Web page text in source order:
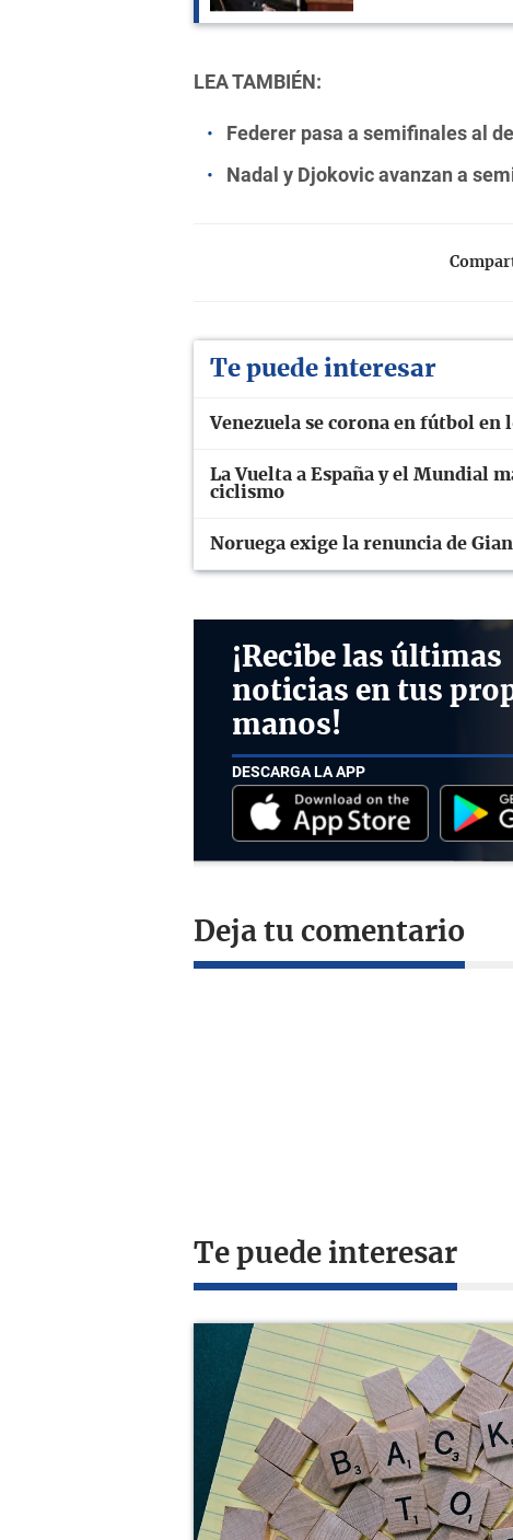
LEA TAMBIÉN:
Federer pasa a semifinales al
Nadal y Djokovic avanzan a
Te puede interesar
Venezuela se corona en fútbol en
La Vuelta a España y el Mundial
ciclismo
Noruega exige la renuncia de
¡Recibe las últimas
noticias en tus
manos!
DESCARGA LA APP
Deja tu comentario
Te puede interesar